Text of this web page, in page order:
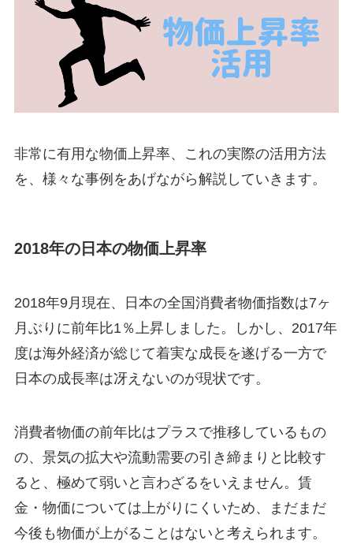
非常に有用な物価上昇率、これの実際の活用方法
を、様々な事例をあげながら解説していきます。
2018年の日本の物価上昇率
2018年9月現在、日本の全国消費者物価指数は7ヶ
月ぶりに前年比1％上昇しました。しかし、2017年
度は海外経済が総じて着実な成長を遂げる一方で
日本の成長率は冴えないのが現状です。
消費者物価の前年比はプラスで推移しているもの
の、景気の拡大や流動需要の引き締まりと比較す
ると、極めて弱いと言わざるをいえません。賃
金・物価については上がりにくいため、まだまだ
今後も物価が上がることはないと考えられます。